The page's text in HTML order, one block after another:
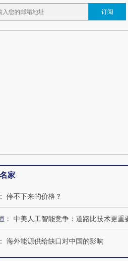
订阅
家
： 停不下来的价格？
： 中美人工智能竞争：道路比技术更重
： 海外能源供给缺口对中国的影响